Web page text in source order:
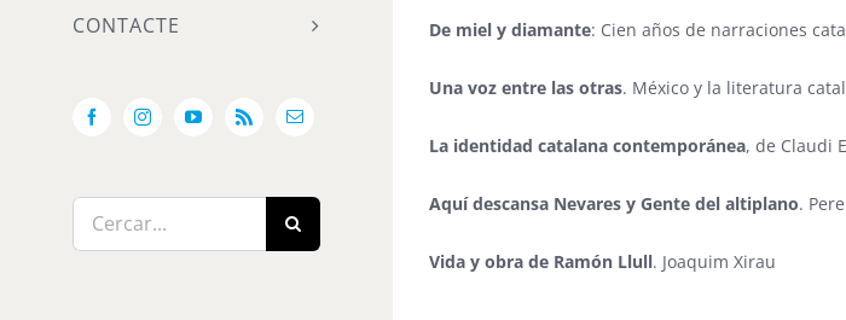
CONTACTE
FacebookInstagramYouTube
Rss Email:
Cerca
…
De miel y diamante: Cien años de narraciones
Una voz entre las otras. México y la literatura
La identidad catalana contemporánea, de Claudi
Aquí descansa Nevares y Gente del altiplano.
Vida y obra de Ramón Llull. Joaquim Xirau